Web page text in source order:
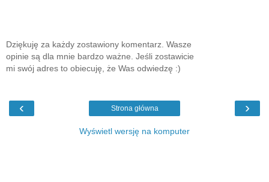
Dziękuję za każdy zostawiony komentarz. Wasze
opinie są dla mnie bardzo ważne. Jeśli zostawicie
mi swój adres to obiecuję, że Was odwiedzę :)
‹ ›
Strona główna
Wyświetl wersję na komputer